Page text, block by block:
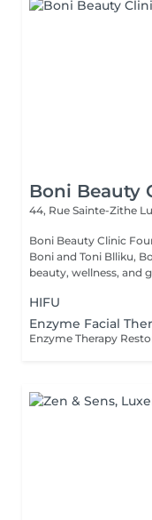
Boni Beauty
44, Rue Sainte-Zithe
Boni Beauty Clinic Founded by husband-and-wife team Irena
Boni and Toni Blliku,
beauty, wellness, and
HIFU
Enzyme Facial